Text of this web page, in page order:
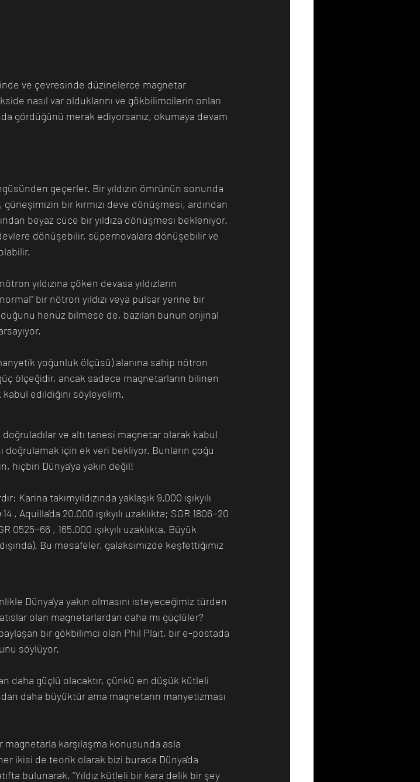
ve çevresinde düzinelerce magnetar
nasıl var olduklarını ve gökbilimcilerin onları
gördüğünü merak ediyorsanız, okumaya devam
geçerler. Bir yıldızın ömrünün sonunda
güneşimizin bir kırmızı deve dönüşmesi, ardından
beyaz cüce bir yıldıza dönüşmesi bekleniyor.
dönüşebilir, süpernovalara dönüşebilir ve
yıldızına çöken devasa yıldızların
bir nötron yıldızı veya pulsar yerine bir
henüz bilmese de, bazıları bunun orijinal
yoğunluk ölçüsü) alanına sahip nötron
ölçeğidir, ancak sadece magnetarların bilinen
edildiğini söyleyelim.
doğruladılar ve altı tanesi magnetar olarak kabul
doğrulamak için ek veri bekliyor. Bunların çoğu
hiçbiri Dünya'ya yakın değil!
Karina takımyıldızında yaklaşık 9.000 ışıkyılı
, Aquilla'da 20.000 ışıkyılı uzaklıkta; SGR 1806−20
0525−66 , 165.000 ışıkyılı uzaklıkta, Büyük
Bu mesafeler, galaksimizde keşfettiğimiz
Dünya'ya yakın olmasını isteyeceğimiz türden
olan magnetarlardan daha mı güçlüler?
bir gökbilimci olan Phil Plait, bir e-postada
söylüyor.
daha güçlü olacaktır, çünkü en düşük kütleli
daha büyüktür ama magnetarın manyetizması
magnetarla karşılaşma konusunda asla
ikisi de teorik olarak bizi burada Dünya'da
bulunarak, "Yıldız kütleli bir kara delik bir şey